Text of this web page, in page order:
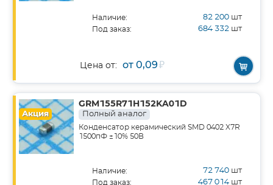
Наличие: 82 200 шт
Под заказ: 684 332 шт
Цена от: от 0,09₽
Акция
GRM155R71H152KA01D
Полный аналог
Конденсатор керамический SMD 0402 X7R
1500пФ ±10% 50В
Наличие: 72 740 шт
Под заказ: 467 014 шт